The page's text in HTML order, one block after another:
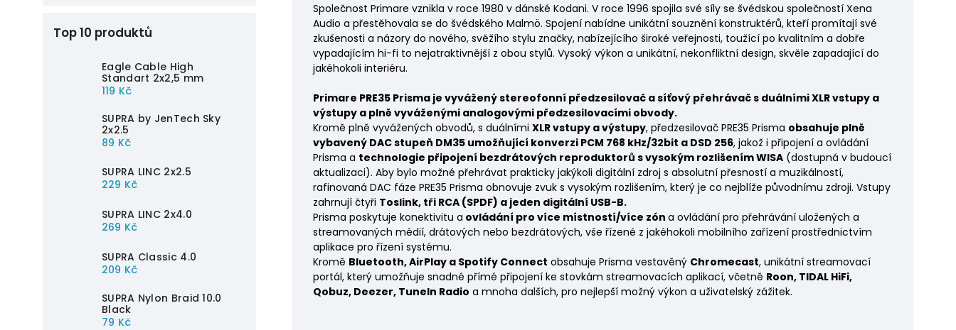
Top 10 produktů
Eagle Cable High
Standart 2x2,5 mm
119 Kč
SUPRA by JenTech Sky
2x2.5
89 Kč
SUPRA LINC 2x2.5
229 Kč
SUPRA LINC 2x4.0
269 Kč
SUPRA Classic 4.0
209 Kč
SUPRA Nylon Braid 10.0
Black
79 Kč
Společnost Primare vznikla v roce 1980 v dánské Kodani. V roce 1996 spojila své síly se švédskou společností Xena
Audio a přestěhovala se do švédského Malmö. Spojení nabídne unikátní souznění konstruktérů, kteří promítají své
zkušenosti a názory do nového, svěžího stylu značky, nabízejícího široké veřejnosti, toužící po kvalitním a dobře
vypadajícím hi-fi to nejatraktivnější z obou stylů. Vysoký výkon a unikátní, nekonfliktní design, skvěle zapadající do
jakéhokoli interiéru.
Primare PRE35 Prisma je vyvážený stereofonní předzesilovač a síťový přehrávač s duálními XLR vstupy a
výstupy a plně vyváženými analogovými předzesilovacími obvody.
Kromě plně vyvážených obvodů, s duálními XLR vstupy a výstupy, předzesilovač PRE35 Prisma obsahuje plně
vybavený DAC stupeň DM35 umožňující konverzi PCM 768 kHz/32bit a DSD 256, jakož i připojení a ovládání
Prisma a technologie připojení bezdrátových reproduktorů s vysokým rozlišením WISA (dostupná v budoucí
aktualizaci). Aby bylo možné přehrávat prakticky jakýkoli digitální zdroj s absolutní přesností a muzikálností,
rafinovaná DAC fáze PRE35 Prisma obnovuje zvuk s vysokým rozlišením, který je co nejblíže původnímu zdroji. Vstupy
zahrnují čtyři Toslink, tři RCA (SPDF) a jeden digitální USB-B.
Prisma poskytuje konektivitu a ovládání pro více místností/více zón a ovládání pro přehrávání uložených a
streamovaných médií, drátových nebo bezdrátových, vše řízené z jakéhokoli mobilního zařízení prostřednictvím
aplikace pro řízení systému.
Kromě Bluetooth, AirPlay a Spotify Connect obsahuje Prisma vestavěný Chromecast, unikátní streamovací
portál, který umožňuje snadné přímé připojení ke stovkám streamovacích aplikací, včetně Roon, TIDAL HiFi,
Qobuz, Deezer, TuneIn Radio a mnoha dalších, pro nejlepší možný výkon a uživatelský zážitek.